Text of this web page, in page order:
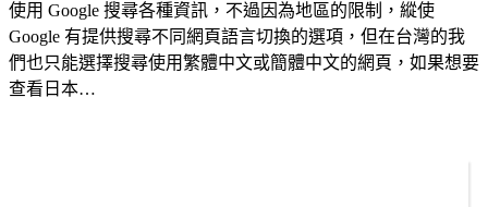
使用 Google 搜尋各種資訊，不過因為地區的限制，縱使
Google 有提供搜尋不同網頁語言切換的選項，但在台灣的我
們也只能選擇搜尋使用繁體中文或簡體中文的網頁，如果想要
查看日本…